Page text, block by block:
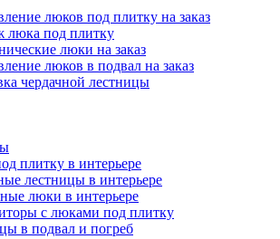
люков под плитку на заказ
люка под плитку
люки на заказ
люков в подвал на заказ
чердачной лестницы
плитку в интерьере
лестницы в интерьере
люки в интерьере
с люками под плитку
в подвал и погреб